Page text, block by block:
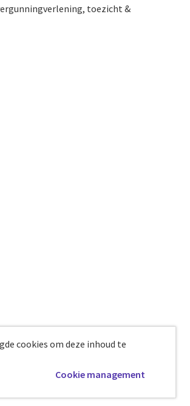
toezicht &
cookies om deze inhoud te
Cookie management